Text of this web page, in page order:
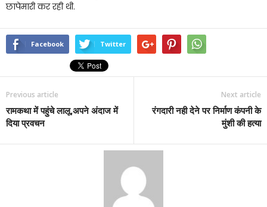
छापेमारी कर रही थी.
Facebook Twitter
Previous article
रामकथा में पहुंचे लालू,अपने अंदाज में
दिया प्रवचन
Next article
रंगदारी नही देने पर निर्माण कंपनी के
मुंशी की हत्या